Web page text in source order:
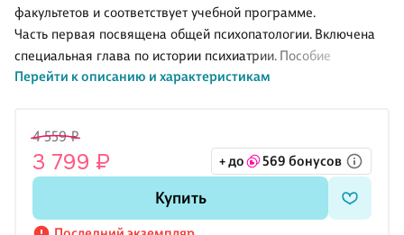
факультетов и соответствует учебной программе.
Часть первая посвящена общей психопатологии. Включена
специальная глава по истории психиатрии. Пособие
содержит 47 таблиц, а также 635 рисунков и фотографий
частной психопатологии. Включена глава посвященная
лечению психически больных. По просьбам читателей,
расширен раздел «Расстройства личности». Пособие
содержит 150 таблиц, а также 896 рисунков и фотографий
больных.
Перейти к описанию и характеристикам
4 559 ₽
3 799 ₽ + до 569 бонусов
Купить